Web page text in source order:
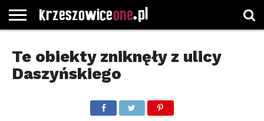
GŁÓWNA
WYBORY
SAMORZĄDOWE
WYBIERZ
KATEGORIE
ROZKŁADY
JAZDY
GREGORCZYK
WATCH
KONTAKT
Te obiekty zniknęły z ulicy
Daszyńskiego